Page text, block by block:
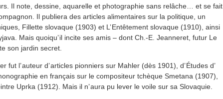
Il note, dessine, aquarelle et photographie sans relâche… et se fait
Il publiera des articles alimentaires sur la politique, un
Fillette slovaque (1903) et L’ Entêtement slovaque (1910), ainsi
Mais quoiqu’ il incite ses amis – dont Ch.-E. Jeanneret, futur Le
son jardin secret.
fut l’ auteur d’ articles pionniers sur Mahler (dès 1901), d’ Études d’
en français sur le compositeur tchèque Smetana (1907),
Uprka (1912). Mais il n’ aura pu lever le voile sur sa Slovaquie.